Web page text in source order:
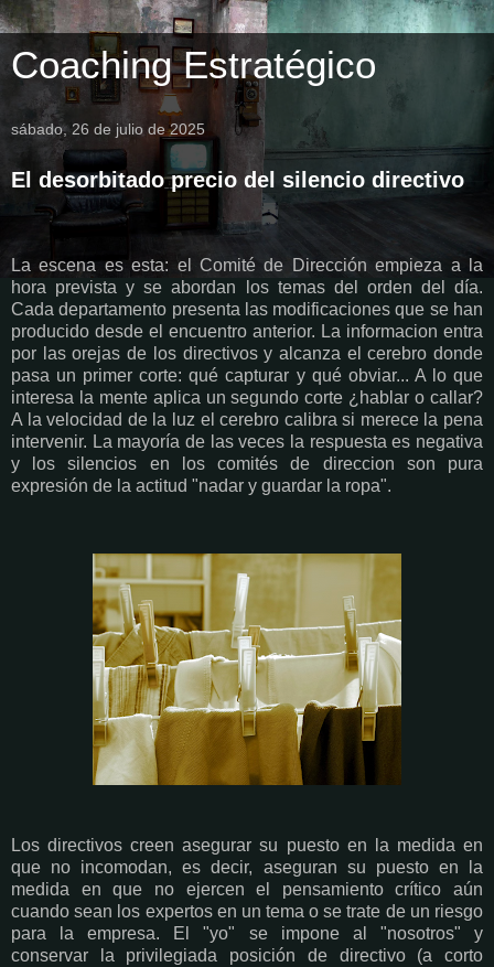
Coaching Estratégico
sábado, 26 de julio de 2025
El desorbitado precio del silencio directivo
La escena es esta: el Comité de Dirección empieza a la
hora prevista y se abordan los temas del orden del día.
Cada departamento presenta las modificaciones que se han
producido desde el encuentro anterior. La informacion entra
por las orejas de los directivos y alcanza el cerebro donde
pasa un primer corte: qué capturar y qué obviar... A lo que
interesa la mente aplica un segundo corte ¿hablar o callar?
A la velocidad de la luz el cerebro calibra si merece la pena
intervenir. La mayoría de las veces la respuesta es negativa
y los silencios en los comités de direccion son pura
expresión de la actitud "nadar y guardar la ropa".
Los directivos creen asegurar su puesto en la medida en
que no incomodan, es decir, aseguran su puesto en la
medida en que no ejercen el pensamiento crítico aún
cuando sean los expertos en un tema o se trate de un riesgo
para la empresa. El "yo" se impone al "nosotros" y
conservar la privilegiada posición de directivo (a corto